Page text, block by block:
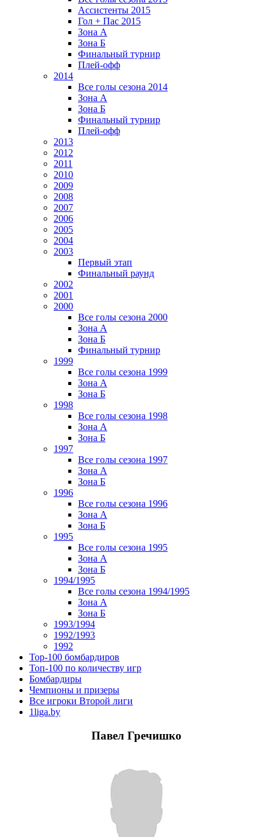
Ассистенты 2015
Гол + Пас 2015
Зона А
Зона Б
Финальный турнир
Плей-офф
2014
Все голы сезона 2014
Зона А
Зона Б
Финальный турнир
Плей-офф
2013
2012
2011
2010
2009
2008
2007
2006
2005
2004
2003
Первый этап
Финальный раунд
2002
2001
2000
Все голы сезона 2000
Зона А
Зона Б
Финальный турнир
1999
Все голы сезона 1999
Зона А
Зона Б
1998
Все голы сезона 1998
Зона А
Зона Б
1997
Все голы сезона 1997
Зона А
Зона Б
1996
Все голы сезона 1996
Зона А
Зона Б
1995
Все голы сезона 1995
Зона А
Зона Б
1994/1995
Все голы сезона 1994/1995
Зона А
Зона Б
1993/1994
1992/1993
1992
Top-100 бомбардиров
Топ-100 по количеству игр
Бомбардиры
Чемпионы и призеры
Все игроки Второй лиги
1liga.by
Павел Гречишко